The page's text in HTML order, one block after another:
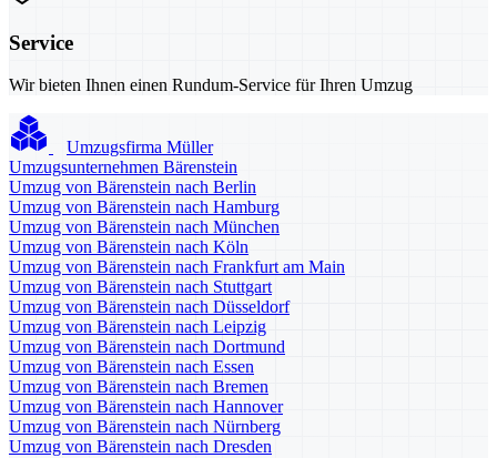
Service
Wir bieten Ihnen einen Rundum-Service für Ihren Umzug
Umzugsfirma Müller
Umzugsunternehmen Bärenstein
Umzug von Bärenstein nach Berlin
Umzug von Bärenstein nach Hamburg
Umzug von Bärenstein nach München
Umzug von Bärenstein nach Köln
Umzug von Bärenstein nach Frankfurt am Main
Umzug von Bärenstein nach Stuttgart
Umzug von Bärenstein nach Düsseldorf
Umzug von Bärenstein nach Leipzig
Umzug von Bärenstein nach Dortmund
Umzug von Bärenstein nach Essen
Umzug von Bärenstein nach Bremen
Umzug von Bärenstein nach Hannover
Umzug von Bärenstein nach Nürnberg
Umzug von Bärenstein nach Dresden